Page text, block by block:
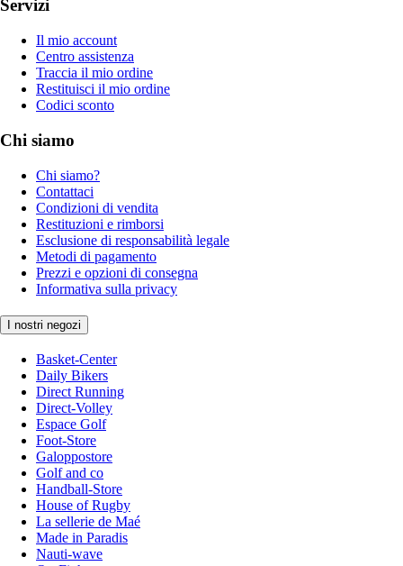
Servizi
Il mio account
Centro assistenza
Traccia il mio ordine
Restituisci il mio ordine
Codici sconto
Chi siamo
Chi siamo?
Contattaci
Condizioni di vendita
Restituzioni e rimborsi
Esclusione di responsabilità legale
Metodi di pagamento
Prezzi e opzioni di consegna
Informativa sulla privacy
I nostri negozi
Basket-Center
Daily Bikers
Direct Running
Direct-Volley
Espace Golf
Foot-Store
Galoppostore
Golf and co
Handball-Store
House of Rugby
La sellerie de Maé
Made in Paradis
Nauti-wave